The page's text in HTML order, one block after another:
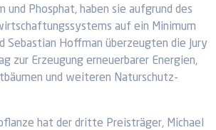
und Phosphat, haben sie aufgrund des
auf ein Minimum
Sebastian Hoffman überzeugten die Jury
zur Erzeugung erneuerbarer Energien,
und weiteren Naturschutz-
hat der dritte Preisträger, Michael